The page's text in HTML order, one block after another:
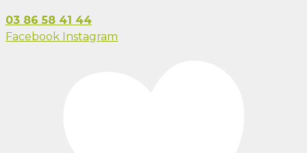
03 86 58 41 44
Facebook Instagram